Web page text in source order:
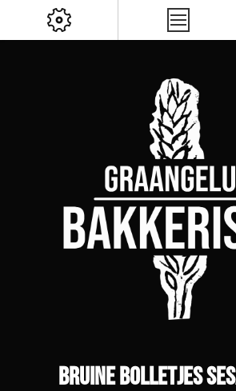
Bruine bolletjes